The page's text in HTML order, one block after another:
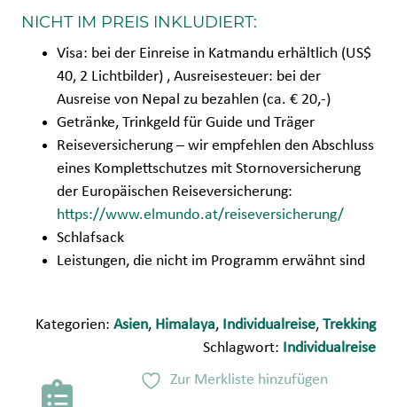
Zur Merkliste hinzufügen
NICHT IM PREIS INKLUDIERT:
Visa: bei der Einreise in Katmandu erhältlich (US$
40, 2 Lichtbilder) , Ausreisesteuer: bei der
Ausreise von Nepal zu bezahlen (ca. € 20,-)
Getränke, Trinkgeld für Guide und Träger
Reiseversicherung – wir empfehlen den Abschluss
eines Komplettschutzes mit Stornoversicherung
der Europäischen Reiseversicherung:
https://www.elmundo.at/reiseversicherung/
Schlafsack
Leistungen, die nicht im Programm erwähnt sind
Kategorien: Asien, Himalaya, Individualreise, Trekking
Schlagwort: Individualreise